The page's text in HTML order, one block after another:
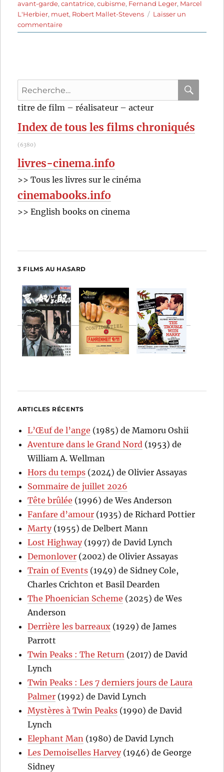
avant-garde,cantatrice,cubisme, Fernand Leger, Marcel
L'Herbier, muet, Robert Mallet-Stevens
Laisser un
commentairesur
L’Inhumaine
Recherche
pour
titre de film – réalisateur – acteur
Index de tous les films chroniqués
(6380)
livres-cinema.info
>> Tous les livres sur le cinéma
cinemabooks.info
>> English books on cinema
3 FILMS AU HASARD
ARTICLES RÉCENTS
L’Œuf de l’ange (1985) de Mamoru Oshii
Aventure dans le Grand Nord (1953) de
William A. Wellman
Hors du temps (2024) de Olivier Assayas
Sommaire de juillet 2026
Tête brûlée (1996) de Wes Anderson
Fanfare d’amour (1935) de Richard Pottier
Marty(1955) de Delbert Mann
Lost Highway(1997) de David Lynch
Demonlover (2002) de Olivier Assayas
Train of Events (1949) de Sidney Cole,
Charles Crichton et Basil Dearden
The Phoenician Scheme (2025) de Wes
Anderson
Derrière les barreaux (1929) de James
Parrott
Twin Peaks : The Return (2017) de David
Lynch
Twin Peaks : Les 7 derniers jours de Laura
Palmer (1992) de David Lynch
Mystères à Twin Peaks (1990) de David
Lynch
Elephant Man (1980) de David Lynch
Les Demoiselles Harvey(1946) de George
Sidney